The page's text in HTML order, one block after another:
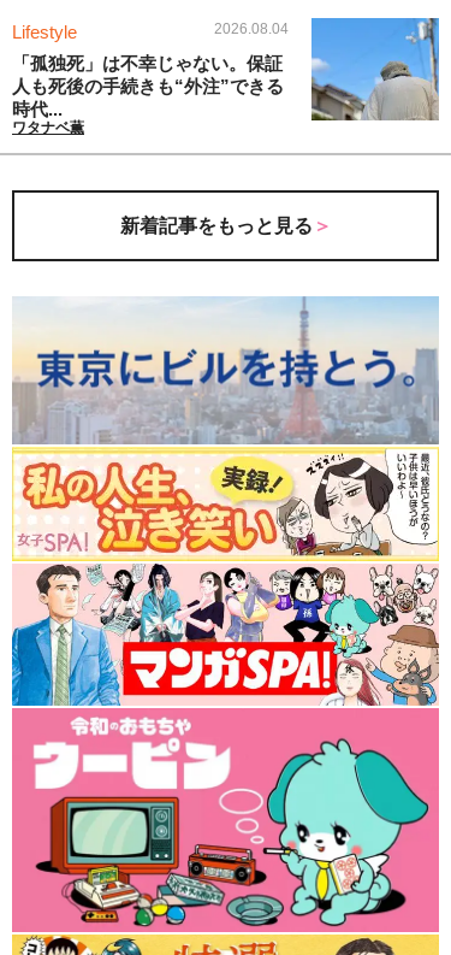
Lifestyle 2026.08.04
「孤独死」は不幸じゃない。保証
人も死後の手続きも“外注”できる
時代...
ワタナベ薫
新着記事をもっと見る